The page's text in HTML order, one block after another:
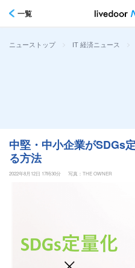
一覧
ニューストップ > IT 経済ニュース >
中堅・中小企業がSDGs
る方法
2022年8月12日 17時30分 写真：THE OWNER